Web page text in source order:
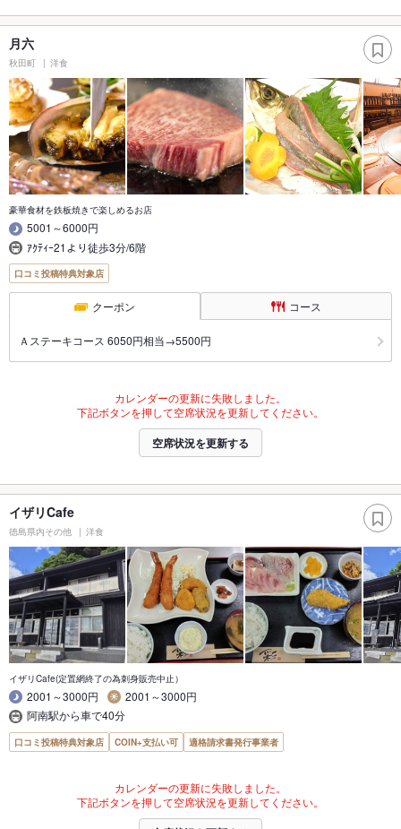
月六
秋田町 洋食
豪華食材を鉄板焼きで楽しめるお店
5001～6000円
ｱｸﾃｨｰ21より徒歩3分/6階
口コミ投稿特典対象店
クーポン コース
Ａステーキコース 6050円相当→5500円
カレンダーの更新に失敗しました。
下記ボタンを押して空席状況を更新してください。
空席状況を更新する
イザリCafe
徳島県内その他 洋食
イザリCafe(定置網終了の為刺身販売中止）
2001～3000円
2001～3000円
阿南駅から車で40分
口コミ投稿特典対象店 COIN+支払い可 適格請求書発行事業者
カレンダーの更新に失敗しました。
下記ボタンを押して空席状況を更新してください。